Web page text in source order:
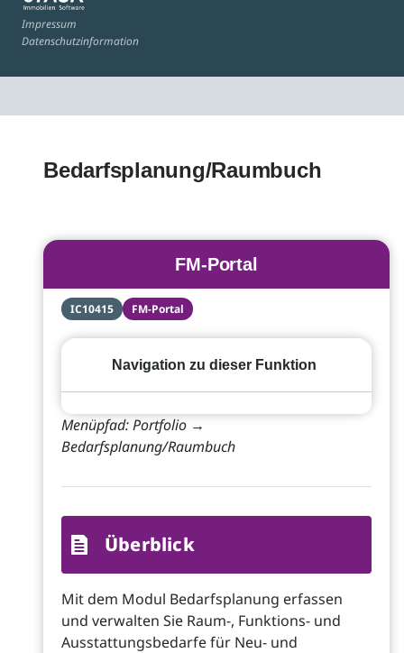
Impressum
Datenschutzinformation
Bedarfsplanung/Raumbuch
FM-Portal
IC10415 FM-Portal
Navigation zu dieser Funktion
Menüpfad: Portfolio →
Bedarfsplanung/Raumbuch
Überblick
Mit dem Modul Bedarfsplanung erfassen
und verwalten Sie Raum-, Funktions- und
Ausstattungsbedarfe für Neu- und